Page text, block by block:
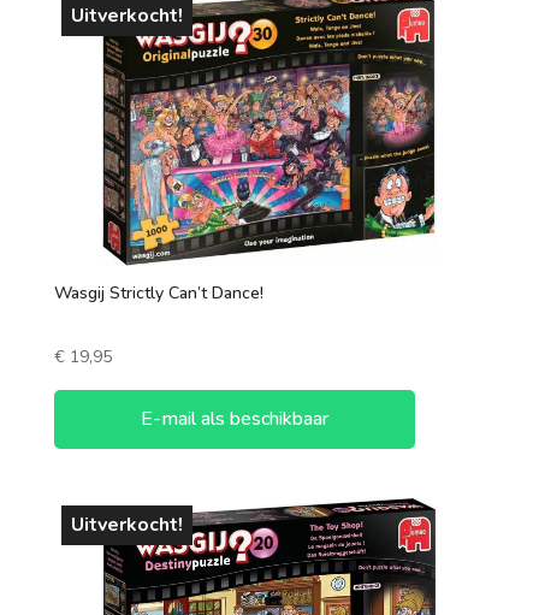
Uitverkocht!
Wasgij Strictly Can’t Dance!
€19,95
E-mail als beschikbaar
Uitverkocht!